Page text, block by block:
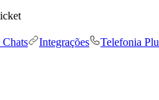
Chats Integrações Telefonia